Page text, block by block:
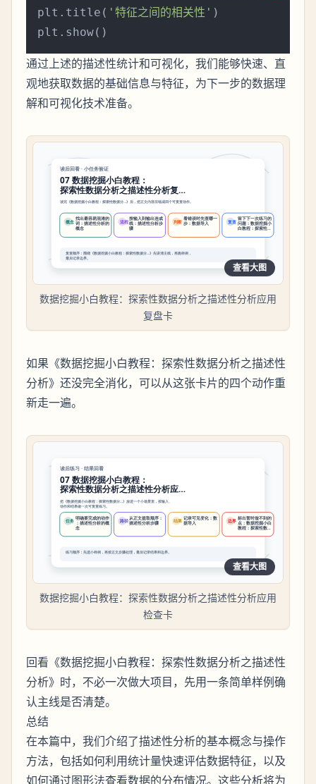
plt.title( '特征之间的相关性' )
通过上述的描述性统计和可视化，我们能够快速、直
观地获取数据的基础信息与特征，为下一步的数据理
解和可视化技术准备。
查看大图
数据挖掘小白教程：探索性数据分析之描述性分析应用
复盘卡
如果《数据挖掘小白教程：探索性数据分析之描述性
分析》还没完全消化，可以从这张卡片的四个动作重
新走一遍。
查看大图
数据挖掘小白教程：探索性数据分析之描述性分析应用
检查卡
回看《数据挖掘小白教程：探索性数据分析之描述性
分析》时，不必一次做大项目，先用一条简单样例确
认主线是否清楚。
总结
在本篇中，我们介绍了描述性分析的基本概念与操作
方法，包括如何利用统计量快速评估数据特征，以及
如何通过图形法查看数据的分布情况。这些分析将为